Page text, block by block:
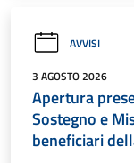
AVVISI
3 AGOSTO 2026
Apertura
Sostegno e
beneficiari